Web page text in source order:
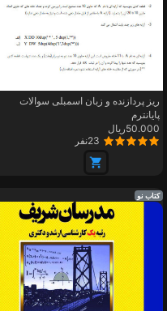
ریز پردازنده و زبان اسمبلی سوالات
پایانترم
50.000ریال
23نفر
کتاب نو